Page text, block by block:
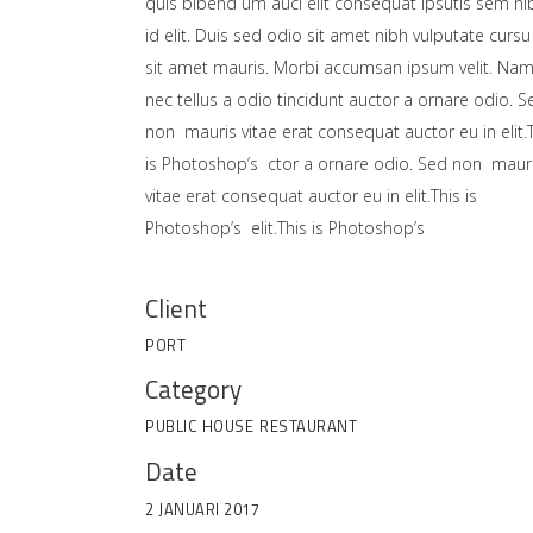
id elit. Duis sed odio sit amet nibh vulputate cursu
sit amet mauris. Morbi accumsan ipsum velit. Nam
nec tellus a odio tincidunt auctor a ornare odio.
non mauris vitae erat consequat auctor eu in
is Photoshop’s ctor a ornare odio. Sed non
vitae erat consequat auctor eu in elit.This is
Photoshop’s elit.This is Photoshop’s
Client
PORT
Category
PUBLIC HOUSE RESTAURANT
Date
2 JANUARI 2017